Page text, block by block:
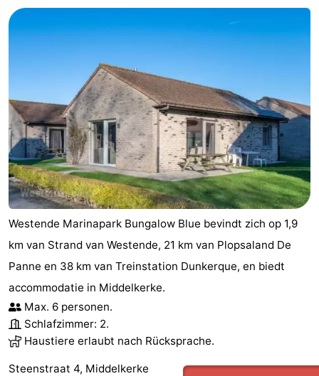
Het
Zwin
Knokke-
Heist
-
Zeebrugge
-
Wenduine
-
De
Haan
-
Bredene
-
Ostende
-
Nieuwpoort
-
Koksijde
-
De
-
Westende Marinapark Bungalow Blue bevindt zich op 1,9
km van Strand van Westende, 21 km van Plopsaland De
Panne en 38 km van Treinstation Dunkerque, en biedt
accommodatie in Middelkerke.
Max. 6 personen.
Schlafzimmer: 2.
Haustiere erlaubt nach Rücksprache.
Steenstraat 4, Middelkerke